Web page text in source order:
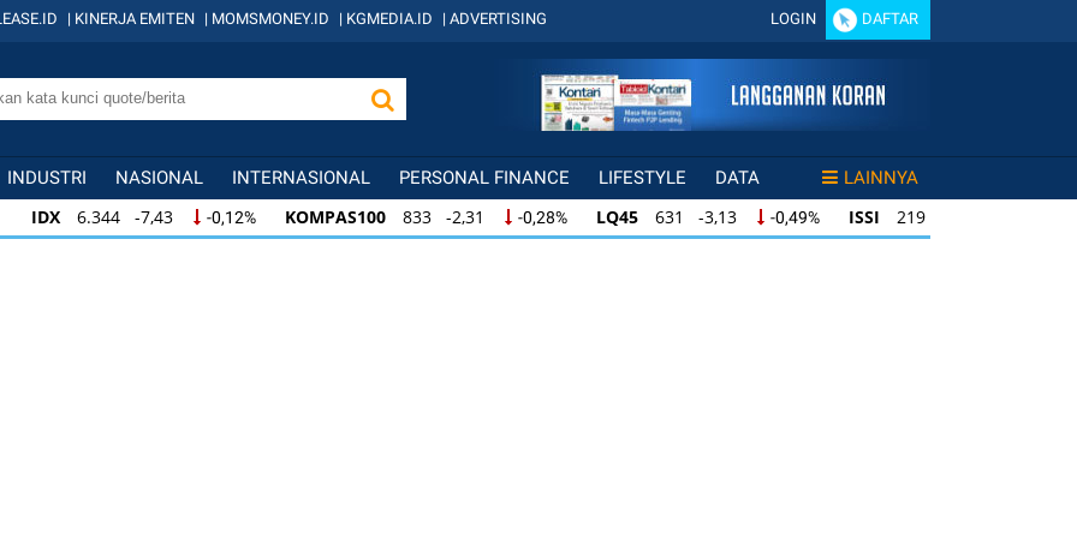
| KINERJA EMITEN | MOMSMONEY.ID | KGMEDIA.ID | ADVERTISING LOGIN DAFTAR
INDUSTRI NASIONAL INTERNASIONAL PERSONAL FINANCE LIFESTYLE DATA LAINNYA
IDX 6.344 -7,43 -0,12% KOMPAS100 833 -2,31 -0,28% LQ45 631 -3,13 -0,49% ISSI 219 -0,63
IDX 6.344 -7,43 -0,12% KOMPAS100 833 -2,31 -0,28% LQ45 631 -3,13 -0,49% ISSI 219 -0,63